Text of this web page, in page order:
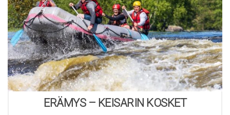
ERÄMYS – KEISARIN KOSKET